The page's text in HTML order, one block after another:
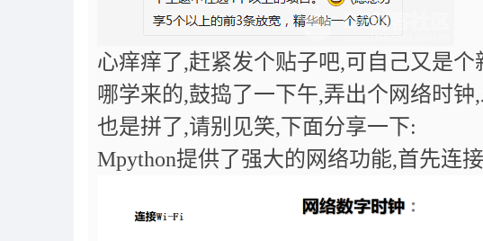
心痒痒了,赶紧发个贴子吧,可自己又是个
哪学来的,鼓捣了一下午,弄出个网络时钟,
也是拼了,请别见笑,下面分享一下:
Mpython提供了强大的网络功能,首先连接